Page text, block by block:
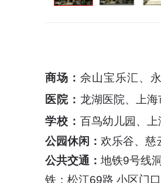
商场： 佘山宝乐汇、
医院： 龙湖医院、 上海
学校： 百鸟幼儿园、 上
公园休闲： 欢乐谷、慈
公共交通： 地铁9号线
铁；松江69路 小区门